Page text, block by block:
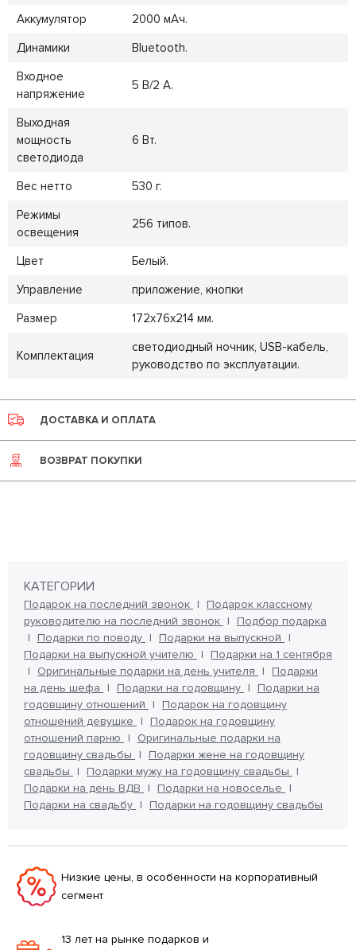
Аккумулятор
2000 мАч.
Динамики
Bluetooth.
Входное
напряжение
5 В/2 А.
Выходная
мощность
светодиода
6 Вт.
Вес нетто
530 г.
Режимы
освещения
256 типов.
Цвет
Белый.
Управление
приложение, кнопки
Размер
172x76x214 мм.
Комплектация
светодиодный ночник, USB-кабель,
руководство по эксплуатации.
ДОСТАВКА И ОПЛАТА
ВОЗВРАТ ПОКУПКИ
КАТЕГОРИИ
Подарок на последний звонок
Подарок классному
руководителю на последний звонок
Подбор подарка
Подарки по поводу
Подарки на выпускной
Подарки на выпускной учителю
Подарки на 1 сентября
Оригинальные подарки на день учителя
Подарки
на день шефа
Подарки на годовщину
Подарки на
годовщину отношений
Подарок на годовщину
отношений девушке
Подарок на годовщину
отношений парню
Оригинальные подарки на
годовщину свадьбы
Подарки жене на годовщину
свадьбы
Подарки мужу на годовщину свадьбы
Подарки на день ВДВ
Подарки на новоселье
Подарки на свадьбу
Подарки на годовщину свадьбы
Низкие цены, в особенности на корпоративный
сегмент
13 лет на рынке подарков и